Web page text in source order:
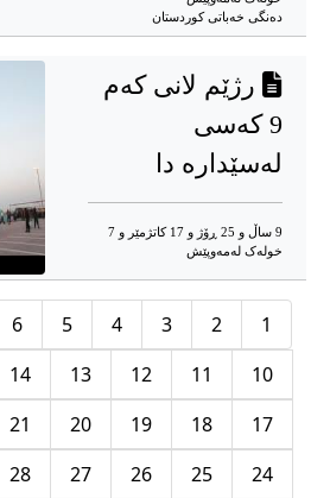
دەنگی خەباتی کوردستان
رژێم لانی کەم
9 کەسی
لەسێدارە دا
9 ساڵ و 25 ڕۆژ و 17 کاتژمێر و 7
خوله‌ک له‌مه‌وپێش‌
1
2
3
4
5
6
10
11
12
13
14
17
18
19
20
21
24
25
26
27
28